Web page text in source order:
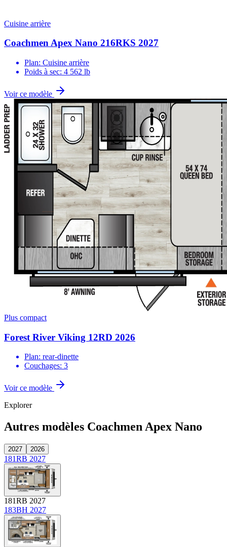
Cuisine arrière
Coachmen Apex Nano 216RKS 2027
Plan: Cuisine arrière
Poids à sec: 4 562 lb
Voir ce modèle
Plus compact
Forest River Viking 12RD 2026
Plan: rear-dinette
Couchages: 3
Voir ce modèle
Explorer
Autres modèles Coachmen Apex Nano
2027 2026
181RB 2027
181RB 2027
183BH 2027